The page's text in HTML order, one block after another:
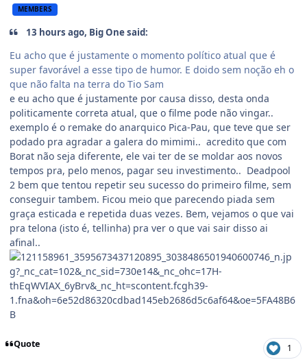
MEMBERS
13 hours ago, Big One said:
Eu acho que é justamente o momento político atual que é
super favorável a esse tipo de humor. E doido sem noção eh o
que não falta na terra do Tio Sam
e eu acho que é justamente por causa disso, desta onda
politicamente correta atual, que o filme pode não vingar..
exemplo é o remake do anarquico Pica-Pau, que teve que ser
podado pra agradar a galera do mimimi.. acredito que com
Borat não seja diferente, ele vai ter de se moldar aos novos
tempos pra, pelo menos, pagar seu investimento.. Deadpool
2 bem que tentou repetir seu sucesso do primeiro filme, sem
conseguir tambem. Ficou meio que parecendo piada sem
graça esticada e repetida duas vezes. Bem, vejamos o que vai
pra telona (isto é, tellinha) pra ver o que vai sair disso ai
afinal..
Quote 1